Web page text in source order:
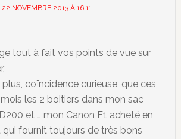
22 NOVEMBRE 2013 À 16:11
tout à fait vos points de vue sur
plus, coïncidence curieuse, que ces
les 2 boitiers dans mon sac
et … mon Canon F1 acheté en
qui fournit toujours de très bons